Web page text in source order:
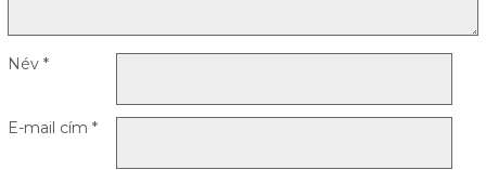
Név *
E-mail cím *